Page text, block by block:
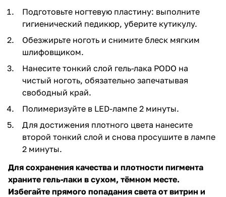
Подготовьте ногтевую пластину: выполните
гигиенический педикюр, уберите кутикулу.
Обезжирьте ноготь и снимите блеск мягким
шлифовщиком.
Нанесите тонкий слой гель-лака PODO на
чистый ноготь, обязательно запечатывая
свободный край.
Полимеризуйте в LED-лампе 2 минуты.
Для достижения плотного цвета нанесите
второй тонкий слой и снова просушите в лампе
2 минуты.
Для сохранения качества и плотности пигмента
храните гель-лаки в сухом, тёмном месте.
Избегайте прямого попадания света от витрин и